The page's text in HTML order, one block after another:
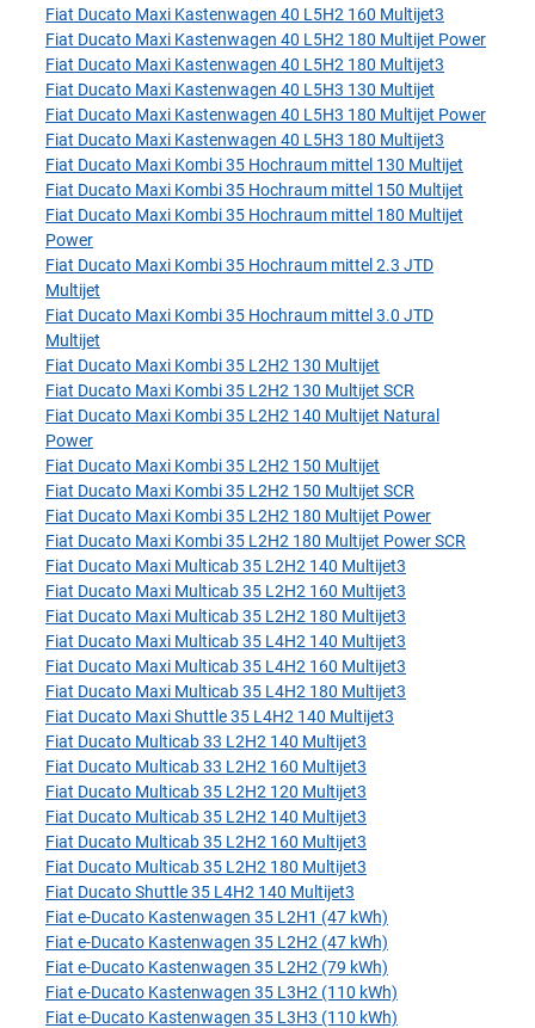
Fiat Ducato Maxi Kastenwagen 40 L5H2 160 Multijet3
Fiat Ducato Maxi Kastenwagen 40 L5H2 180 Multijet Power
Fiat Ducato Maxi Kastenwagen 40 L5H2 180 Multijet3
Fiat Ducato Maxi Kastenwagen 40 L5H3 130 Multijet
Fiat Ducato Maxi Kastenwagen 40 L5H3 180 Multijet Power
Fiat Ducato Maxi Kastenwagen 40 L5H3 180 Multijet3
Fiat Ducato Maxi Kombi 35 Hochraum mittel 130 Multijet
Fiat Ducato Maxi Kombi 35 Hochraum mittel 150 Multijet
Fiat Ducato Maxi Kombi 35 Hochraum mittel 180 Multijet
Power
Fiat Ducato Maxi Kombi 35 Hochraum mittel 2.3 JTD
Multijet
Fiat Ducato Maxi Kombi 35 Hochraum mittel 3.0 JTD
Multijet
Fiat Ducato Maxi Kombi 35 L2H2 130 Multijet
Fiat Ducato Maxi Kombi 35 L2H2 130 Multijet SCR
Fiat Ducato Maxi Kombi 35 L2H2 140 Multijet Natural
Power
Fiat Ducato Maxi Kombi 35 L2H2 150 Multijet
Fiat Ducato Maxi Kombi 35 L2H2 150 Multijet SCR
Fiat Ducato Maxi Kombi 35 L2H2 180 Multijet Power
Fiat Ducato Maxi Kombi 35 L2H2 180 Multijet Power SCR
Fiat Ducato Maxi Multicab 35 L2H2 140 Multijet3
Fiat Ducato Maxi Multicab 35 L2H2 160 Multijet3
Fiat Ducato Maxi Multicab 35 L2H2 180 Multijet3
Fiat Ducato Maxi Multicab 35 L4H2 140 Multijet3
Fiat Ducato Maxi Multicab 35 L4H2 160 Multijet3
Fiat Ducato Maxi Multicab 35 L4H2 180 Multijet3
Fiat Ducato Maxi Shuttle 35 L4H2 140 Multijet3
Fiat Ducato Multicab 33 L2H2 140 Multijet3
Fiat Ducato Multicab 33 L2H2 160 Multijet3
Fiat Ducato Multicab 35 L2H2 120 Multijet3
Fiat Ducato Multicab 35 L2H2 140 Multijet3
Fiat Ducato Multicab 35 L2H2 160 Multijet3
Fiat Ducato Multicab 35 L2H2 180 Multijet3
Fiat Ducato Shuttle 35 L4H2 140 Multijet3
Fiat e-Ducato Kastenwagen 35 L2H1 (47 kWh)
Fiat e-Ducato Kastenwagen 35 L2H2 (47 kWh)
Fiat e-Ducato Kastenwagen 35 L2H2 (79 kWh)
Fiat e-Ducato Kastenwagen 35 L3H2 (110 kWh)
Fiat e-Ducato Kastenwagen 35 L3H3 (110 kWh)